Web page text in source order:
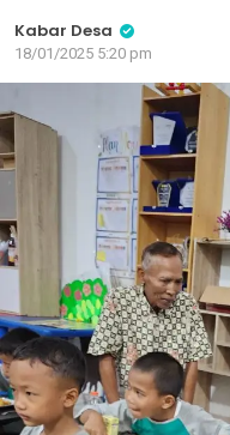
Kabar Desa
18/01/2025 5:20 pm